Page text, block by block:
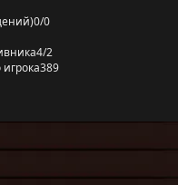
0/0
4/2
389